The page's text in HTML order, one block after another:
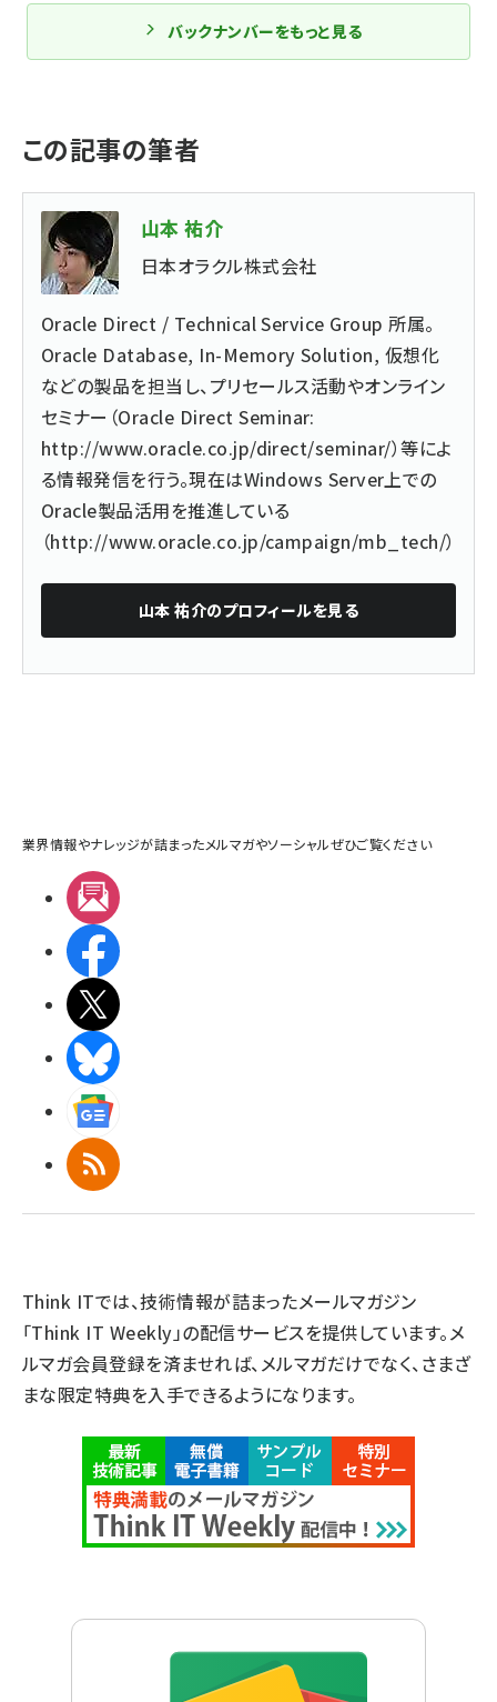
バックナンバーをもっと見る
この記事の筆者
山本 祐介
日本オラクル株式会社
Oracle Direct / Technical Service Group 所属。
Oracle Database, In-Memory Solution, 仮想化
などの製品を担当し、プリセールス活動やオンライン
セミナー（Oracle Direct Seminar:
http://www.oracle.co.jp/direct/seminar/）等によ
る情報発信を行う。現在はWindows Server上での
Oracle製品活用を推進している
（http://www.oracle.co.jp/campaign/mb_tech/）
山本 祐介のプロフィールを見る
業界情報やナレッジが詰まったメルマガやソーシャルぜひご覧ください
RSS
Think ITでは、技術情報が詰まったメールマガジン
「Think IT Weekly」の配信サービスを提供しています。メ
ルマガ会員登録を済ませれば、メルマガだけでなく、さまざ
まな限定特典を入手できるようになります。